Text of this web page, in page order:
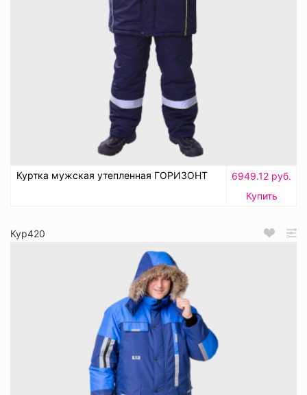
Куртка мужская утепленная ГОРИЗОНТ
6949.12 руб.
Купить
Кур420